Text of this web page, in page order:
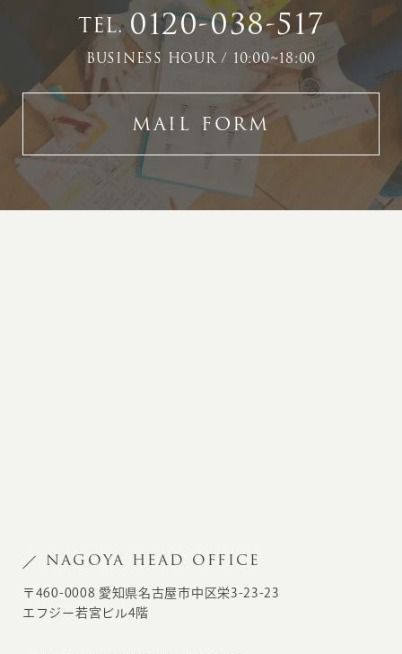
TEL.0120-038-517
BUSINESS HOUR / 10:00~18:00
MAIL FORM
NAGOYA HEAD OFFICE
〒460-0008 愛知県名古屋市中区栄3-23-23
エフジー若宮ビル4階